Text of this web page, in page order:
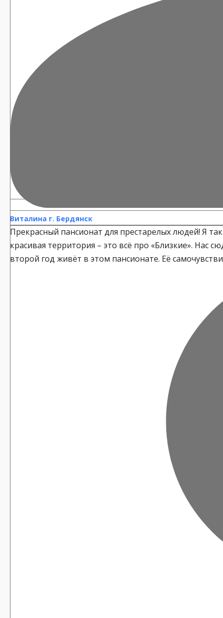
Виталина г. Бердянск
Прекрасный пансионат для престарелых людей! Я
красивая территория – это всё про «Близкие».
второй год живёт в этом пансионате. Её